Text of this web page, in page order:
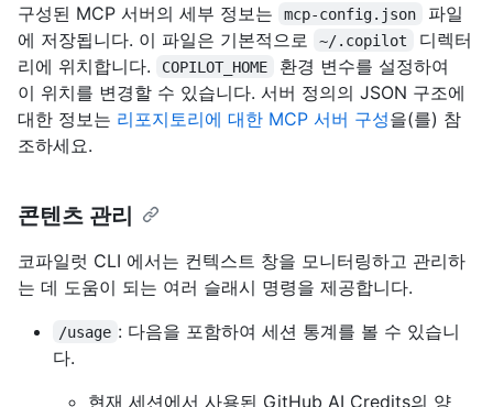
구성된 MCP 서버의 세부 정보는
mcp-config.json
파일
에 저장됩니다. 이 파일은 기본적으로
~/.copilot
디렉터
리에 위치합니다.
COPILOT_HOME
환경 변수를 설정하여
이 위치를 변경할 수 있습니다. 서버 정의의 JSON 구조에
대한 정보는 리포지토리에 대한 MCP 서버 구성을(를) 참
조하세요.
콘텐츠 관리
코파일럿 CLI 에서는 컨텍스트 창을 모니터링하고 관리하
는 데 도움이 되는 여러 슬래시 명령을 제공합니다.
/usage : 다음을 포함하여 세션 통계를 볼 수 있습니
다.
현재 세션에서 사용된 GitHub AI Credits의 양